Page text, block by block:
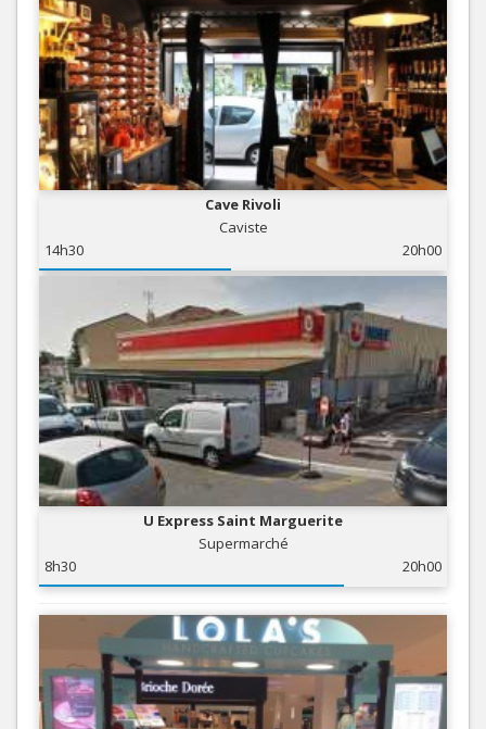
Cave Rivoli
Caviste
14h30
20h00
U Express Saint Marguerite
Supermarché
8h30
20h00